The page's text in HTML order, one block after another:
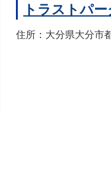
トラストパ
住所：大分県大分市